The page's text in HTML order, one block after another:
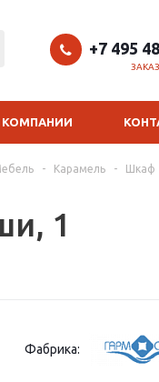
+7 495
КОМПАНИИ
- Карамель -
Шкаф
1
Фабрика: